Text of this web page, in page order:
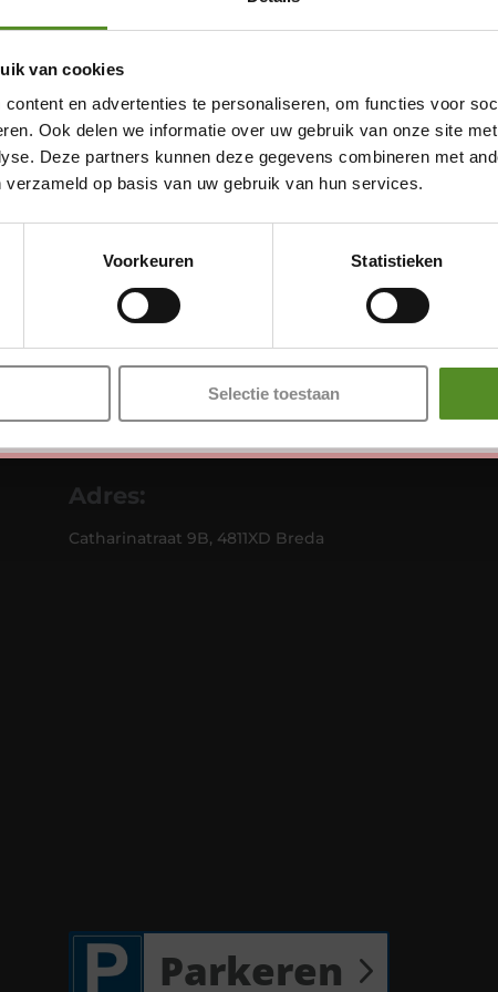
van cookies
en advertenties te personaliseren, om functies voor
Ook delen we informatie over uw gebruik van onze site
Deze partners kunnen deze gegevens combineren met
op basis van uw gebruik van hun services.
Voorkeuren Statistieken
Selectie toestaan
Adres:
Catharinatraat 9B, 4811XD Breda
Parkeren
Donderdag 12:00 – 17:00
Vrijdag 12:00 – 17:00
Zaterdag 12:00 – 17:00
Zondag 12:00 – 17:00